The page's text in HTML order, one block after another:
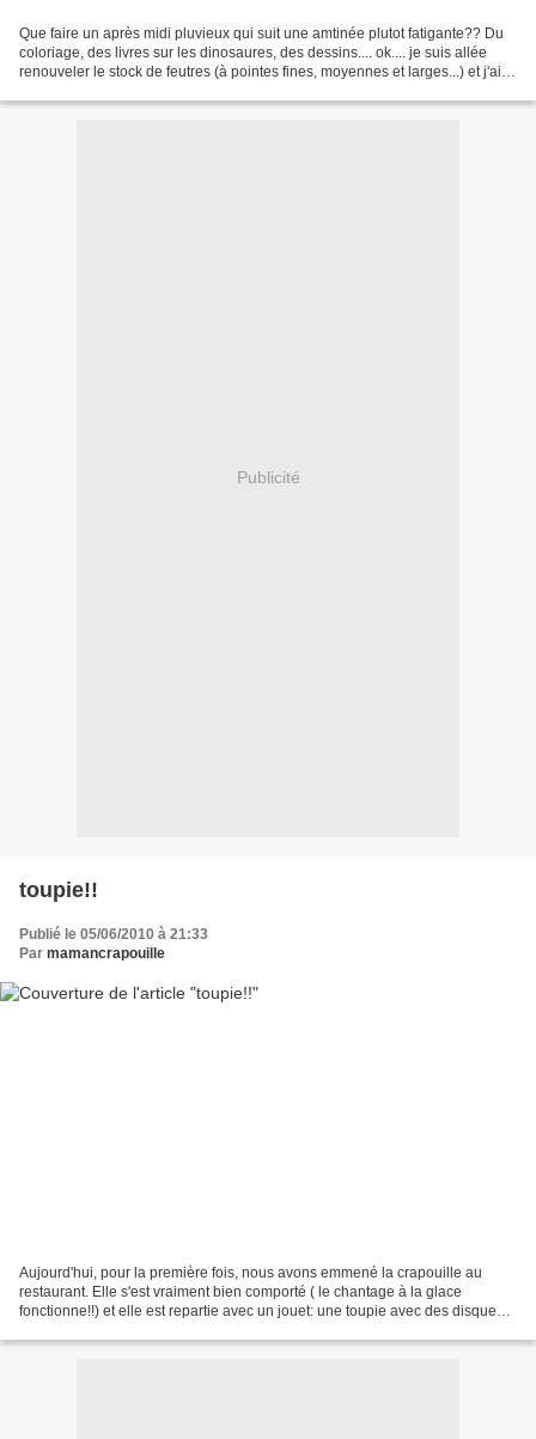
Que faire un après midi pluvieux qui suit une amtinée plutot fatigante?? Du
coloriage, des livres sur les dinosaures, des dessins.... ok.... je suis allée
renouveler le stock de feutres (à pointes fines, moyennes et larges...) et j'ai
Publicité
toupie!!
Publié le 05/06/2010 à 21:33
Par mamancrapouille
Aujourd'hui, pour la première fois, nous avons emmené la crapouille au
restaurant. Elle s'est vraiment bien comporté ( le chantage à la glace
fonctionne!!) et elle est repartie avec un jouet: une toupie avec des disques